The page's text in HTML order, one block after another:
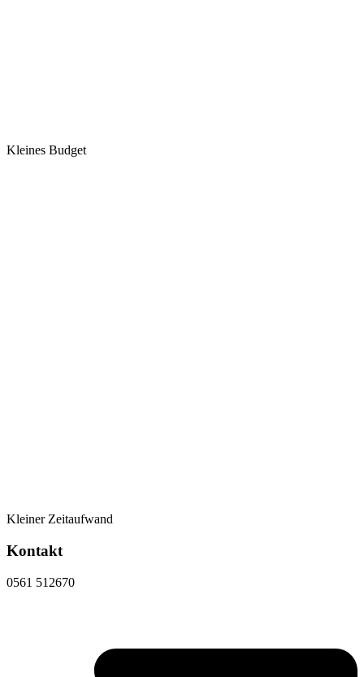
Kleines Budget
Kleiner Zeitaufwand
Kontakt
0561 512670